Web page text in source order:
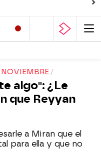
algo": ¿Le
que Reyyan
a Miran que el
para ella y que no